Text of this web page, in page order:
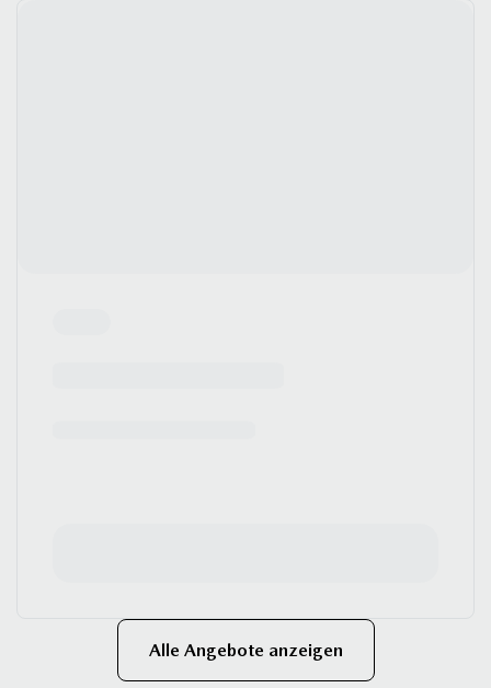
Alle Angebote anzeigen